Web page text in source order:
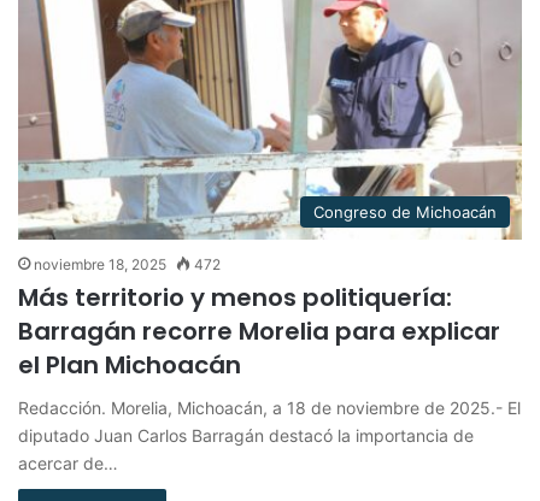
Congreso de Michoacán
noviembre 18, 2025 472
Más territorio y menos politiquería:
Barragán recorre Morelia para explicar
el Plan Michoacán
Redacción. Morelia, Michoacán, a 18 de noviembre de 2025.- El
diputado Juan Carlos Barragán destacó la importancia de
acercar de…